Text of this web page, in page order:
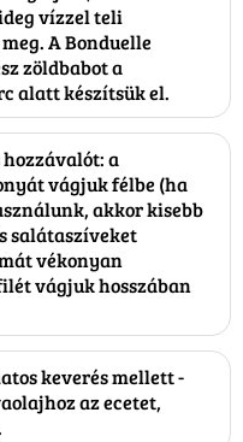
vízzel teli
A Bonduelle
zöldbabot a
alatt készítsük el.
a
vágjuk félbe (ha
akkor kisebb
salátaszíveket
vékonyan
vágjuk hosszában
keverés mellett -
az ecetet,